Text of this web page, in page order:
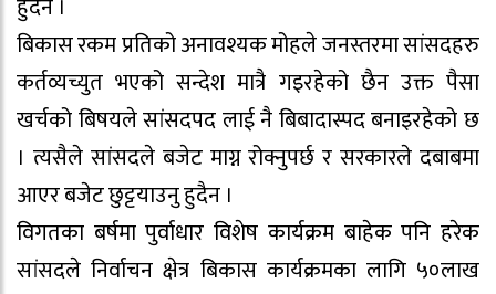
हुदैन ।
बिकास रकम प्रतिको अनावश्यक मोहले जनस्तरमा सांसदहरु
कर्तव्यच्युत भएको सन्देश मात्रै गइरहेको छैन उक्त पैसा
खर्चको बिषयले सांसदपद लाई नै बिबादास्पद बनाइरहेको छ
। त्यसैले सांसदले बजेट माग्न रोक्नुपर्छ र सरकारले दबाबमा
आएर बजेट छुट्टयाउनु हुदैन ।
विगतका बर्षमा पुर्वाधार विशेष कार्यक्रम बाहेक पनि हरेक
सांसदले निर्वाचन क्षेत्र बिकास कार्यक्रमका लागि ५०लाख